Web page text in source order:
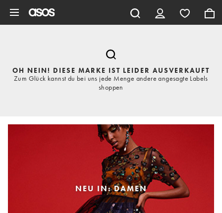
OH NEIN! DIESE MARKE IST LEIDER AUSVERKAUFT
Zum Glück kannst du bei uns jede Menge andere angesagte Labels
shoppen
NEU IN: DAMEN